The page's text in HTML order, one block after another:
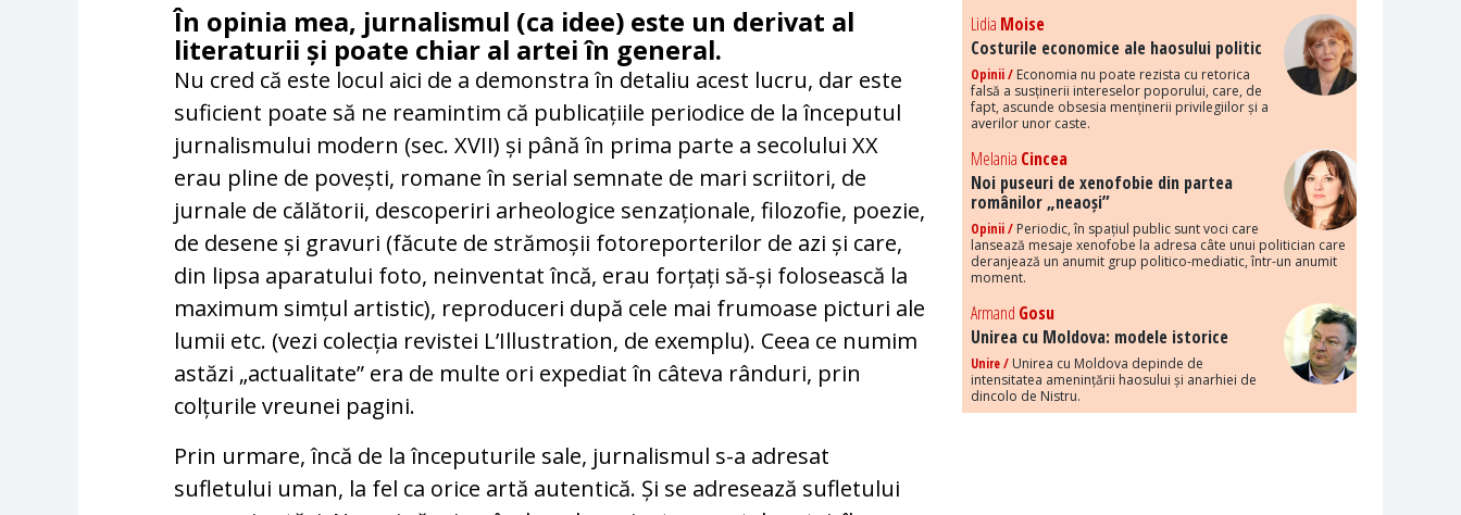
În opinia mea, jurnalismul (ca idee) este un derivat al
literaturii și poate chiar al artei în general.
Nu cred că este locul aici de a demonstra în detaliu acest lucru, dar este
suficient poate să ne reamintim că publicațiile periodice de la începutul
jurnalismului modern (sec. XVII) și până în prima parte a secolului XX
erau pline de povești, romane în serial semnate de mari scriitori, de
jurnale de călătorii, descoperiri arheologice senzaționale, filozofie, poezie,
de desene și gravuri (făcute de strămoșii fotoreporterilor de azi și care,
din lipsa aparatului foto, neinventat încă, erau forțați să-și folosească la
maximum simțul artistic), reproduceri după cele mai frumoase picturi ale
lumii etc. (vezi colecția revistei L’Illustration, de exemplu). Ceea ce numim
astăzi „actualitate” era de multe ori expediat în câteva rânduri, prin
colțurile vreunei pagini.
Prin urmare, încă de la începuturile sale, jurnalismul s-a adresat
sufletului uman, la fel ca orice artă autentică. Și se adresează sufletului
Lidia Moise
Costurile economice ale haosului politic
Opinii / Economia nu poate rezista cu retorica
falsă a susținerii intereselor poporului, care, de
fapt, ascunde obsesia menținerii privilegiilor și a
averilor unor caste.
Melania Cincea
Noi puseuri de xenofobie din partea
românilor „neaoși”
Opinii / Periodic, în spațiul public sunt voci care
lansează mesaje xenofobe la adresa câte unui politician care
deranjează un anumit grup politico-mediatic, într-un anumit
moment.
Armand Gosu
Unirea cu Moldova: modele istorice
Unire / Unirea cu Moldova depinde de
intensitatea amenințării haosului și anarhiei de
dincolo de Nistru.